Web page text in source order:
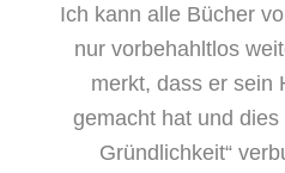
Ich kann alle Bücher
nur vorbehahltlos
merkt, dass er sein
gemacht hat und dies
Gründlichkeit“